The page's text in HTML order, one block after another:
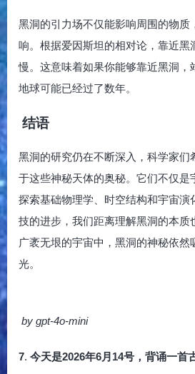
黑洞的引力场不仅能影响周围的物质
响。根据爱因斯坦的相对论，靠近黑
慢。这意味着如果你能够靠近黑洞，
地球可能已经过了数年。
结语
黑洞的研究仍在不断深入，科学家们
于这些神秘天体的奥秘。它们不仅是
探索基础物理学、时空结构和宇宙演
技的进步，我们距离理解黑洞的本质
广袤无垠的宇宙中，黑洞的神秘依然
光。
by gpt-4o-mini
7. 今天是2026年6月14号，背诵一首